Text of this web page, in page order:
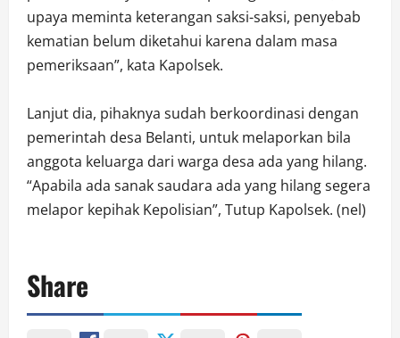
upaya meminta keterangan saksi-saksi, penyebab
kematian belum diketahui karena dalam masa
pemeriksaan”, kata Kapolsek.
Lanjut dia, pihaknya sudah berkoordinasi dengan
pemerintah desa Belanti, untuk melaporkan bila
anggota keluarga dari warga desa ada yang hilang.
“Apabila ada sanak saudara ada yang hilang segera
melapor kepihak Kepolisian”, Tutup Kapolsek. (nel)
Share